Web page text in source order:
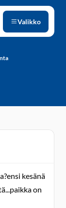
Valikko
kesänä
on